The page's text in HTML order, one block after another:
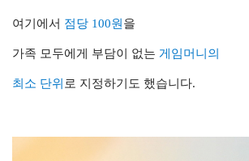
여기에서 점당 100원을
가족 모두에게 부담이 없는 게임머니의
최소 단위 로 지정하기도 했습니다.